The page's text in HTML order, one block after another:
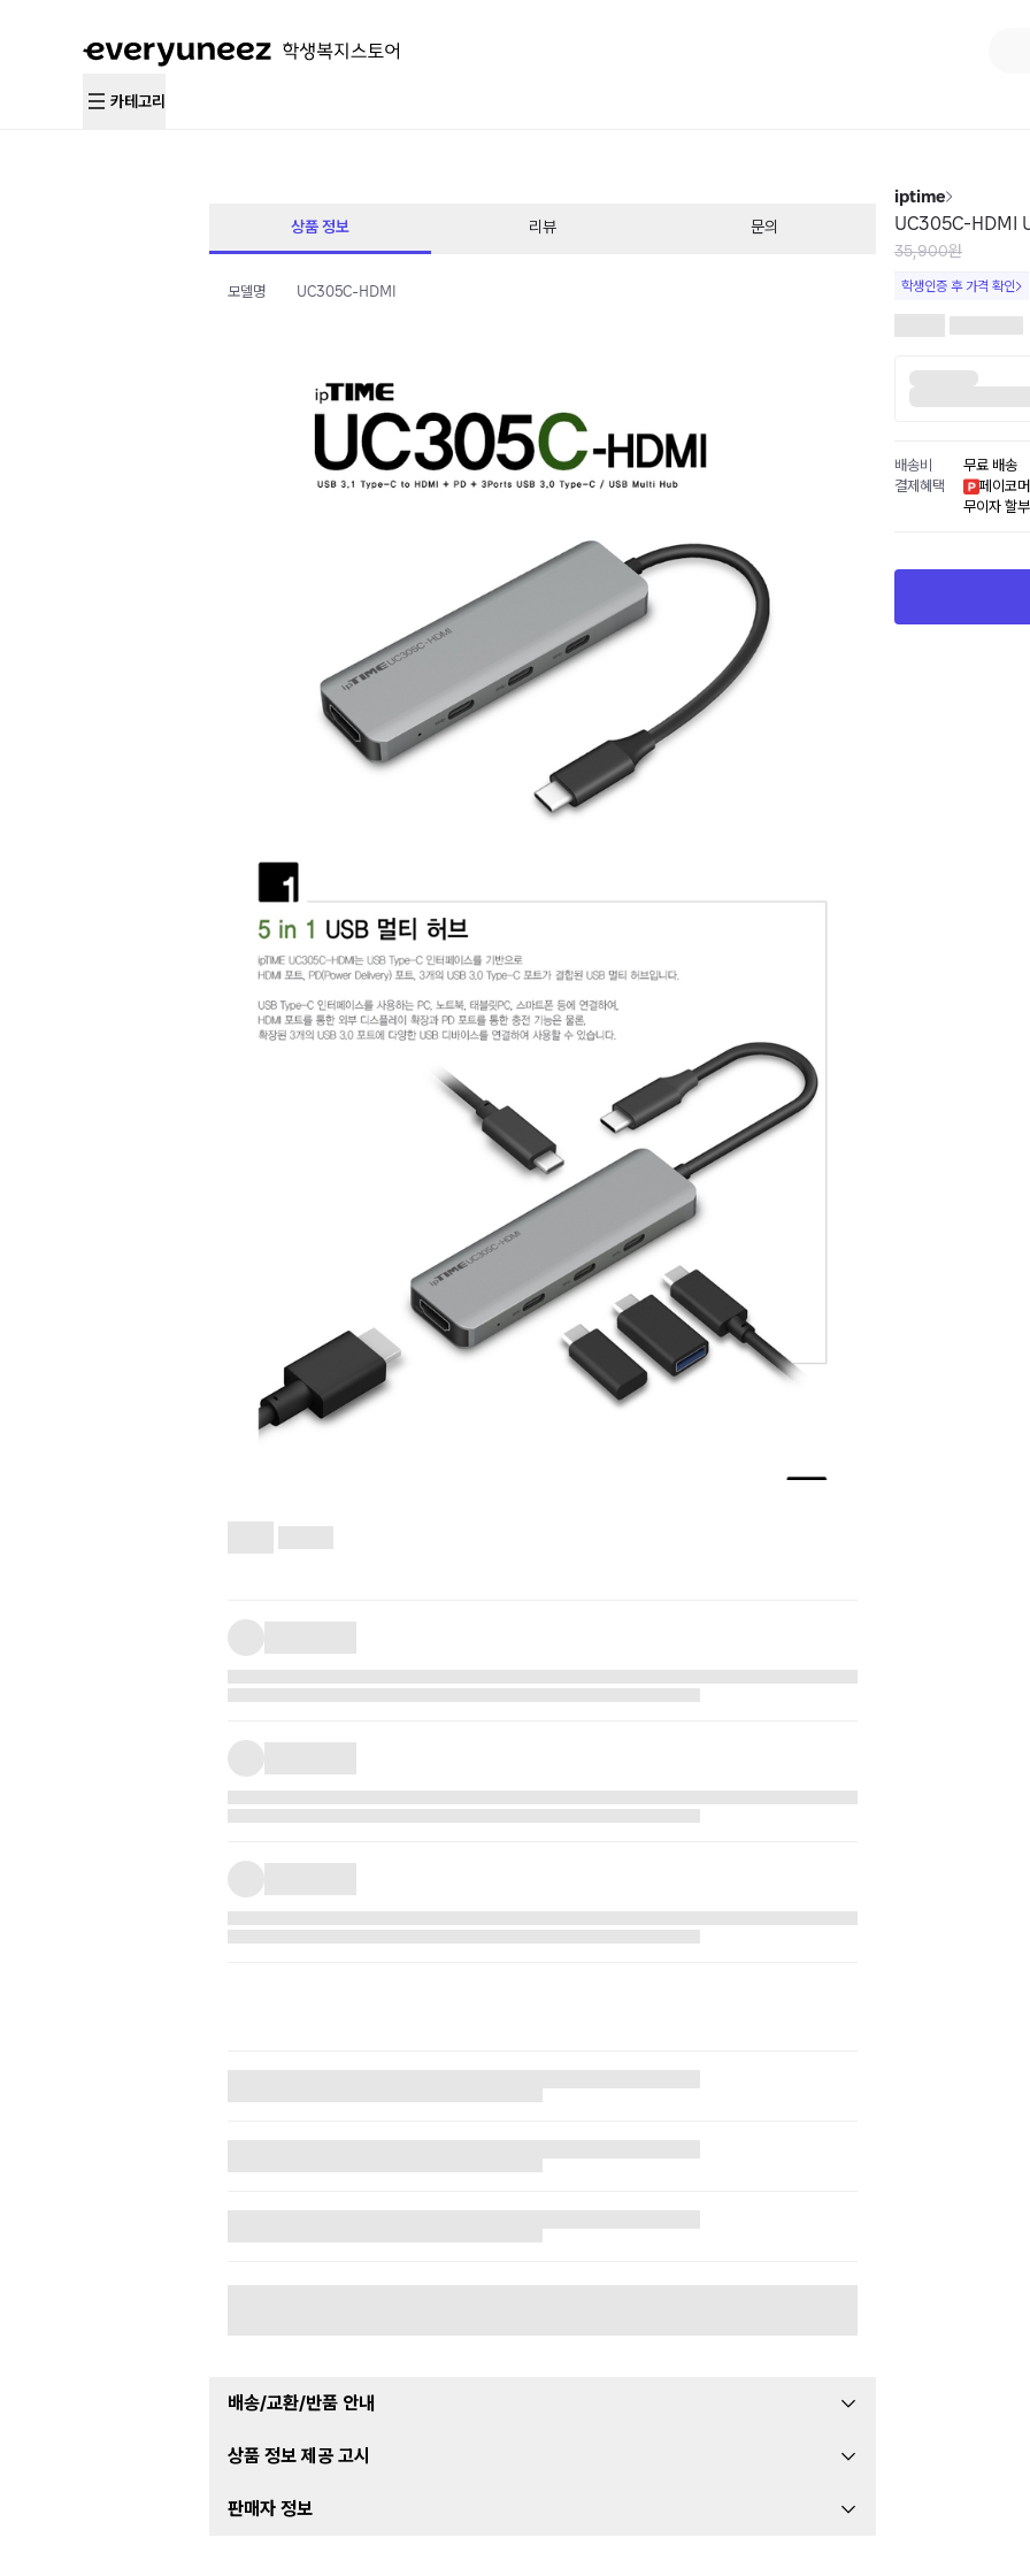
카테고리
상품 정보 리뷰 문의
모델명 UC305C-HDMI
배송/교환/반품 안내
상품 정보 제공 고시
판매자 정보
iptime
UC305C-HDMI
35,900원
학생인증 후 가격 확인
배송비
무료 배송
결제혜택
페이코
무이자 할